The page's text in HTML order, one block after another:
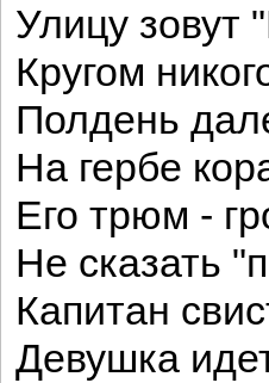
Улицу зовут
Кругом
Полдень
На гербе
Его трюм -
Не сказать
Капитан
Девушка